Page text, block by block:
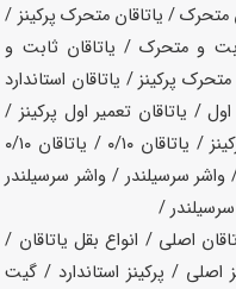
متحرک / یاتاقان متحرک پرکینز /
و متحرک / یاتاقان ثابت و
پرکینز / یاتاقان استاندارد
اول / یاتاقان تعمیر اول پرکینز /
یاتاقان تعمیر دوم / یاتاقان تعمیر دوم پرکینز / یاتاقان ۰/۱۰ / یاتاقان ۰/۱۰
۰/۲۰ /یاتاقان ۰/۲۰ پرکینز / واشر سرسیلندر / واشر سرسیلندر
/
اصلی / انواع بقل یاتاقان /
اصلی / پرکینز استاندارد / گیت